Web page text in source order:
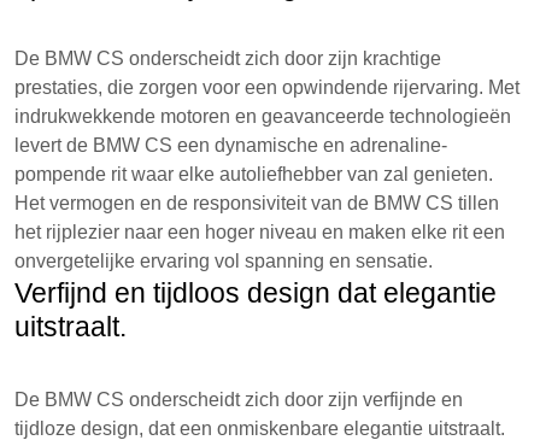
De BMW CS onderscheidt zich door zijn krachtige
prestaties, die zorgen voor een opwindende rijervaring. Met
indrukwekkende motoren en geavanceerde technologieën
levert de BMW CS een dynamische en adrenaline-
pompende rit waar elke autoliefhebber van zal genieten.
Het vermogen en de responsiviteit van de BMW CS tillen
het rijplezier naar een hoger niveau en maken elke rit een
onvergetelijke ervaring vol spanning en sensatie.
Verfijnd en tijdloos design dat elegantie
uitstraalt.
De BMW CS onderscheidt zich door zijn verfijnde en
tijdloze design, dat een onmiskenbare elegantie uitstraalt.